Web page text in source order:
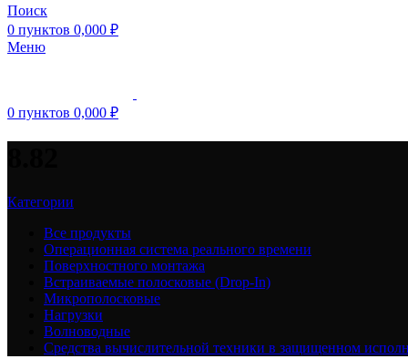
Поиск
0 пунктов 0,000 ₽
Меню
0 пунктов 0,000 ₽
Категории
Все продукты
Операционная система реального времени
Поверхностного монтажа
Встраиваемые полосковые (Drop-In)
Микрополосковые
Нагрузки
Волноводные
Средства вычислительной техники в защищенном